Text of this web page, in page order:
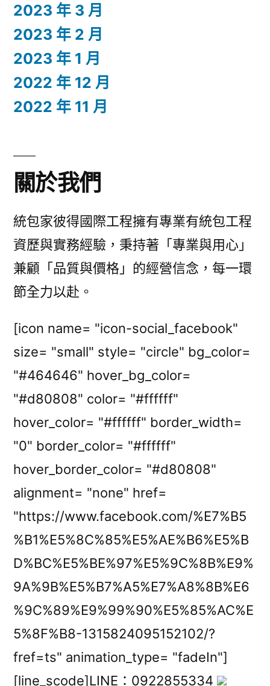
2023 年 3 月
2023 年 2 月
2023 年 1 月
2022 年 12 月
2022 年 11 月
關於我們
統包家彼得國際工程擁有專業有統包工程
資歷與實務經驗，秉持著「專業與用心」
兼顧「品質與價格」的經營信念，每一環
節全力以赴。
[icon name= "icon-social_facebook"
size= "small" style= "circle" bg_color=
"#464646" hover_bg_color=
"#d80808" color= "#ffffff"
hover_color= "#ffffff" border_width=
"0" border_color= "#ffffff"
hover_border_color= "#d80808"
alignment= "none" href=
"https://www.facebook.com/%E7%B5
%B1%E5%8C%85%E5%AE%B6%E5%B
D%BC%E5%BE%97%E5%9C%8B%E9%
9A%9B%E5%B7%A5%E7%A8%8B%E6
%9C%89%E9%99%90%E5%85%AC%E
5%8F%B8-1315824095152102/?
fref=ts" animation_type= "fadeIn"]
[line_scode]LINE：0922855334